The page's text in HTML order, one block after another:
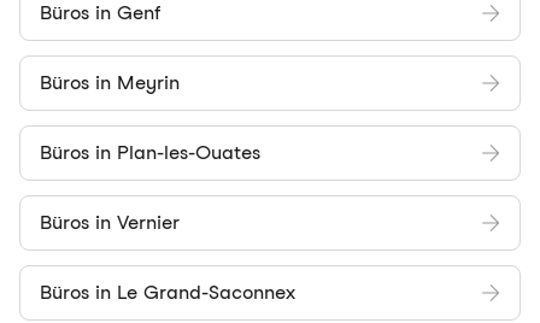
Büros in Genf
Büros in Meyrin
Büros in Plan-les-Ouates
Büros in Vernier
Büros in Le Grand-Saconnex